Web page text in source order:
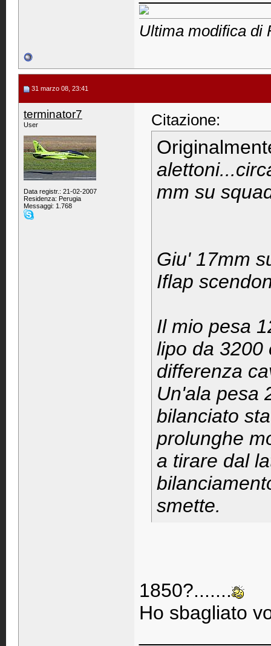
Ultima modifica di
31 marzo 08, 23:41
terminator7
User
Data registr.: 21-02-2007
Residenza: Perugia
Messaggi: 1.768
Citazione:
mm su
Giu' 17mm
Iflap
Il mio pesa
lipo da 3200
differenza
Un'ala pesa
bilanciato
prolunghe
a tirare dal
smette.
1850?.......
Ho sbagliato